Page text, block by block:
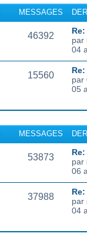
MESSAGES
46392
par
04
15560
par
05
MESSAGES
53873
par
06
37988
par
04